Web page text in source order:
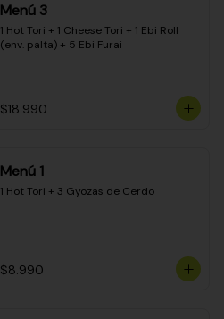
Menú 3
1 Hot Tori + 1 Cheese Tori + 1 Ebi Roll
(env. palta) + 5 Ebi Furai
$18.990
Menú 1
1 Hot Tori + 3 Gyozas de Cerdo
$8.990